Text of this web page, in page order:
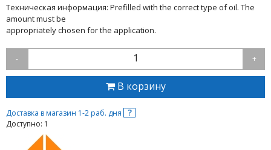
Техническая информация: Prefilled with the correct type of oil. The
amount must be
appropriately chosen for the application.
- 1 +
В корзину
Доставка в магазин 1-2 раб. дня ?
Доступно: 1